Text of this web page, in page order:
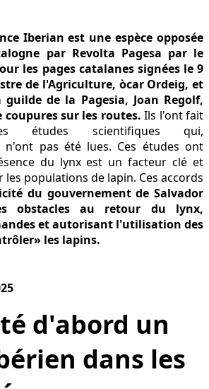
Iberian est une espèce opposée
par Revolta Pagesa par le
les pages catalanes signées le 9
de l'Agriculture, òcar Ordeig, et
de la Pagesia, Joan Regolf,
coupures sur les routes. Ils l'ont fait
études scientifiques qui,
n'ont pas été lues. Ces études ont
du lynx est un facteur clé et
populations de lapin. Ces accords
du gouvernement de Salvador
obstacles au retour du lynx,
et autorisant l'utilisation des
les lapins.
d'abord un
dans les